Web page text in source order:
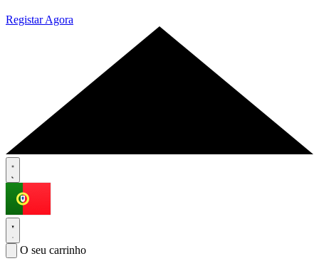
Registar Agora
O seu carrinho